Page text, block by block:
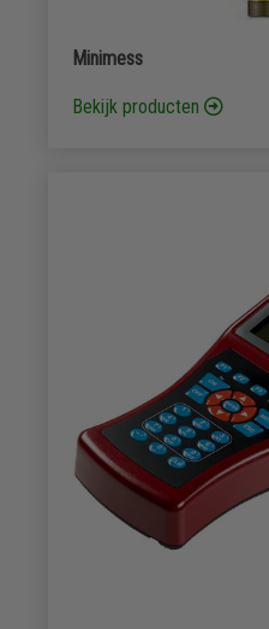
Minimess
Bekijk producten